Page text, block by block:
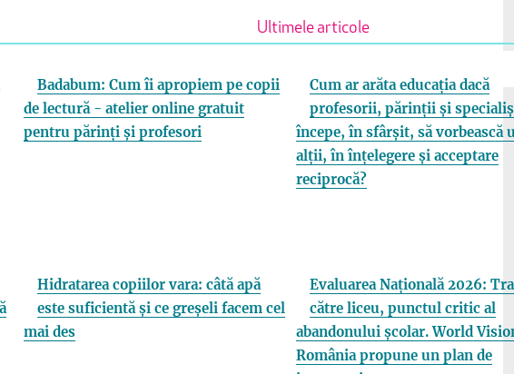
Ultimele articole
Badabum: Cum îi apropiem pe copii
de lectură - atelier online gratuit
pentru părinți și profesori
Cum ar arăta educația dacă
profesorii, părinții și
începe, în sfârșit, să vorbească
alții, în înțelegere și acceptare
reciprocă?
Hidratarea copiilor vara: câtă apă
este suficientă și ce greșeli facem cel
mai des
Evaluarea Națională 2026:
către liceu, punctul critic al
abandonului școlar. World
România propune un plan de